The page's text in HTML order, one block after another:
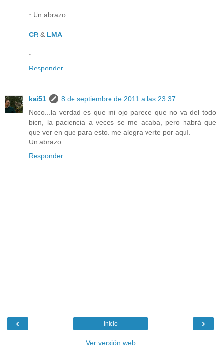
· Un abrazo
CR & LMA
·
Responder
kai51
8 de septiembre de 2011 a las 23:37
Noco...la verdad es que mi ojo parece que no va del todo
bien, la paciencia a veces se me acaba, pero habrá que
que ver en que para esto. me alegra verte por aquí.
Un abrazo
Responder
‹ ›
Inicio
Ver versión web